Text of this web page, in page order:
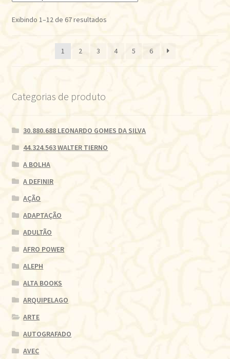
Exibindo 1–12 de 67 resultadosClassificado
por
recente
1 2 3 4 5 6
Categorias de produto
30.880.688 LEONARDO GOMES DA SILVA
44.324.563 WALTER TIERNO
A BOLHA
A DEFINIR
AÇÃO
ADAPTAÇÃO
ADULTÃO
AFRO POWER
ALEPH
ALTA BOOKS
ARQUIPELAGO
ARTE
AUTOGRAFADO
AVEC